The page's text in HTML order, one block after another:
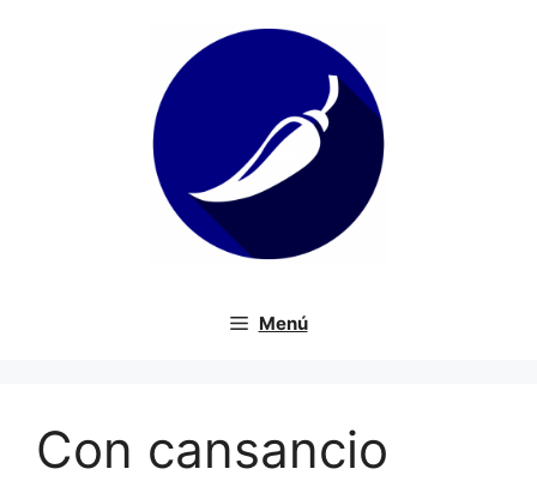
Menú
Con cansancio